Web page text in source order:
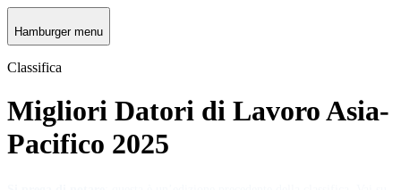
Hamburger menu
Classifica
Migliori Datori di Lavoro Asia-
Pacifico 2025